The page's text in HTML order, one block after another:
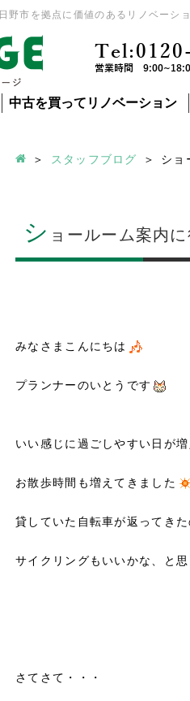
野市を拠点に価値のあるリノベーシ
営業時間
中古を買ってリノベーション
スタッフブログ ショ
シ ョールーム案内
みなさまこんにちは
プランナーのいとうです
いい感じに過ごしやすい日が
お散歩時間も増えてきました
貸していた自転車が返ってき
サイクリングもいいかな、と
さてさて・・・